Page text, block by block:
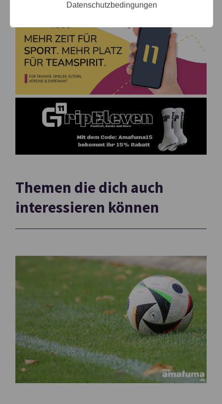
Themen die dich auch
interessieren können
Datenschutzbedingungen